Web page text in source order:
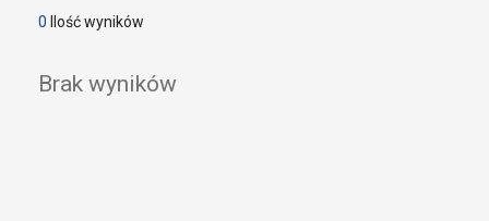
0 Ilość wyników
Brak wyników